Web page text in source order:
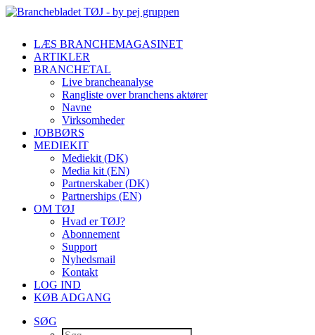
LÆS BRANCHEMAGASINET
ARTIKLER
BRANCHETAL
Live brancheanalyse
Rangliste over branchens aktører
Navne
Virksomheder
JOBBØRS
MEDIEKIT
Mediekit (DK)
Media kit (EN)
Partnerskaber (DK)
Partnerships (EN)
OM TØJ
Hvad er TØJ?
Abonnement
Support
Nyhedsmail
Kontakt
LOG IND
KØB ADGANG
SØG